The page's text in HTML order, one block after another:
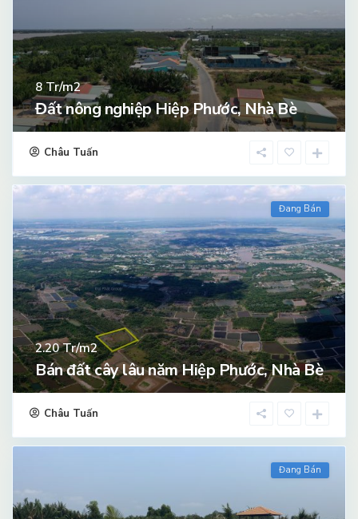
8Tr/m2
Đất nông nghiệp Hiệp Phước, Nhà Bè
Châu Tuấn
Đang Bán
2.20Tr/m2
Bán đất cây lâu năm Hiệp Phước, Nhà Bè
Châu Tuấn
Đang Bán